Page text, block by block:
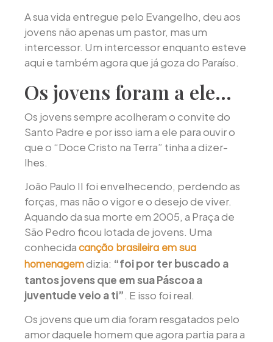
A sua vida entregue pelo Evangelho, deu aos
jovens não apenas um pastor, mas um
intercessor. Um intercessor enquanto esteve
aqui e também agora que já goza do Paraíso.
Os jovens foram a ele…
Os jovens sempre acolheram o convite do
Santo Padre e por isso iam a ele para ouvir o
que o “Doce Cristo na Terra” tinha a dizer-
lhes.
João Paulo II foi envelhecendo, perdendo as
forças, mas não o vigor e o desejo de viver.
Aquando da sua morte em 2005, a Praça de
São Pedro ficou lotada de jovens. Uma
conhecida canção brasileira em sua
homenagemdizia: “foi por ter buscado a
tantos jovens que em sua Páscoa a
juventude veio a ti”. E isso foi real.
Os jovens que um dia foram resgatados pelo
amor daquele homem que agora partia para a